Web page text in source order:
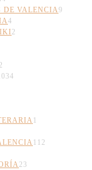
DE VALENCIA9
4
2
2
1
112
23